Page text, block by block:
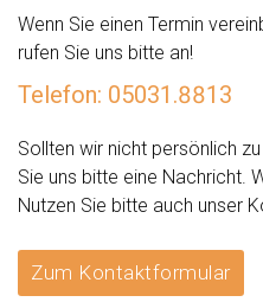
Wenn Sie einen Termin
rufen Sie uns bitte an!
Telefon: 05031.8813
Sollten wir nicht persönlich
Sie uns bitte eine Nachricht.
Nutzen Sie bitte auch unser
Zum Kontaktformular